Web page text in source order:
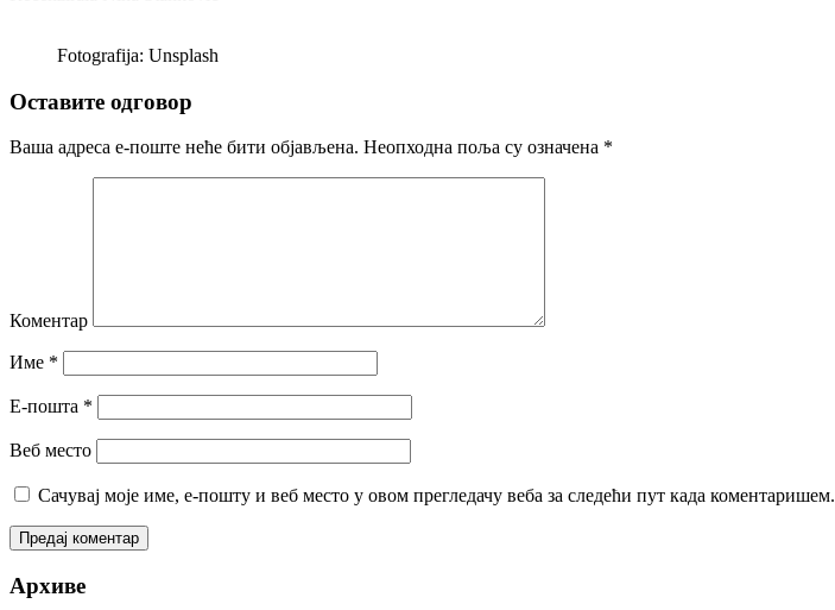
Fotografija: Unsplash
Оставите одговор
Ваша адреса е-поште неће бити објављена. Неопходна поља су означена *
Коментар
Име *
Е-пошта *
Веб место
Сачувај моје име, е-пошту и веб место у овом прегледачу веба за следећи пут када коментаришем.
Архиве